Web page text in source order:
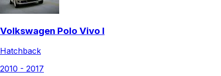
Volkswagen Polo Vivo I
Hatchback
2010 - 2017